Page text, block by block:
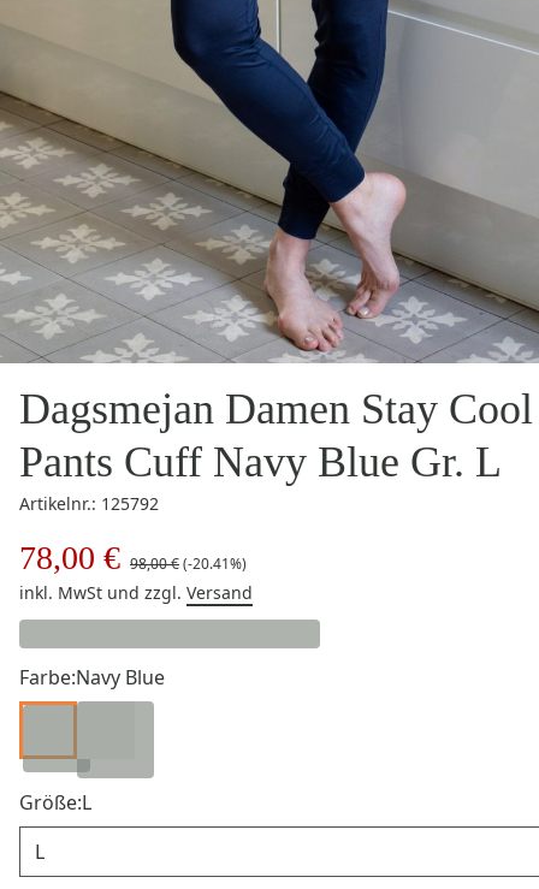
Dagsmejan Damen Stay Cool
Pants Cuff Navy Blue Gr. L
Artikelnr.: 125792
78,00 € 98,00 €(-20.41%)
inkl. MwSt und zzgl. Versand
Farbe:Navy Blue
Größe:L